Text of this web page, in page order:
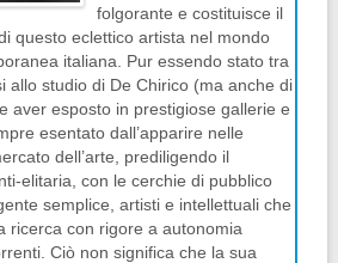
folgorante e costituisce il
questo eclettico artista nel mondo
italiana. Pur essendo stato tra
allo studio di De Chirico (ma anche di
aver esposto in prestigiose gallerie e
esentato dall’apparire nelle
dell’arte, prediligendo il
elitaria, con le cerchie di pubblico
semplice, artisti e intellettuali che
ricerca con rigore a autonomia
Ciò non significa che la sua